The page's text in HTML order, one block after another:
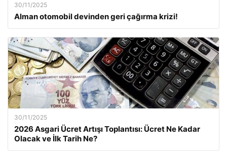
30/11/2025
Alman otomobil devinden geri çağırma krizi!
30/11/2025
2026 Asgari Ücret Artışı Toplantısı: Ücret Ne Kadar
Olacak ve İlk Tarih Ne?